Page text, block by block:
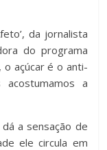
da jornalista
do programa
o açúcar é o anti-
a
a sensação de
ele circula em